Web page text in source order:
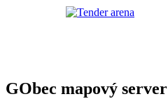
GObec mapový server